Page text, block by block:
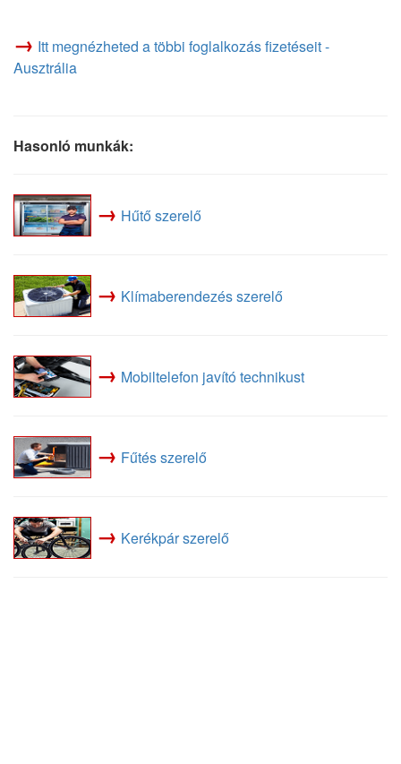
→ Itt megnézheted a többi foglalkozás fizetéseit -
Ausztrália
Hasonló munkák:
→ Hűtő szerelő
→ Klímaberendezés szerelő
→ Mobiltelefon javító technikust
→ Fűtés szerelő
→ Kerékpár szerelő